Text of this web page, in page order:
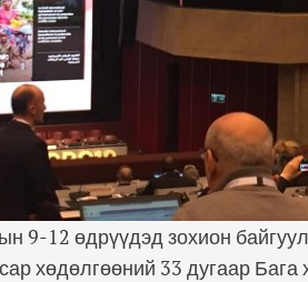
9-12 өдрүүдэд зохион
хөдөлгөөний 33 дугаар